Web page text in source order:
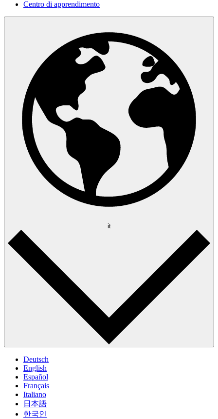
Centro di apprendimento
it
Deutsch
English
Español
Français
Italiano
日本語
한국인